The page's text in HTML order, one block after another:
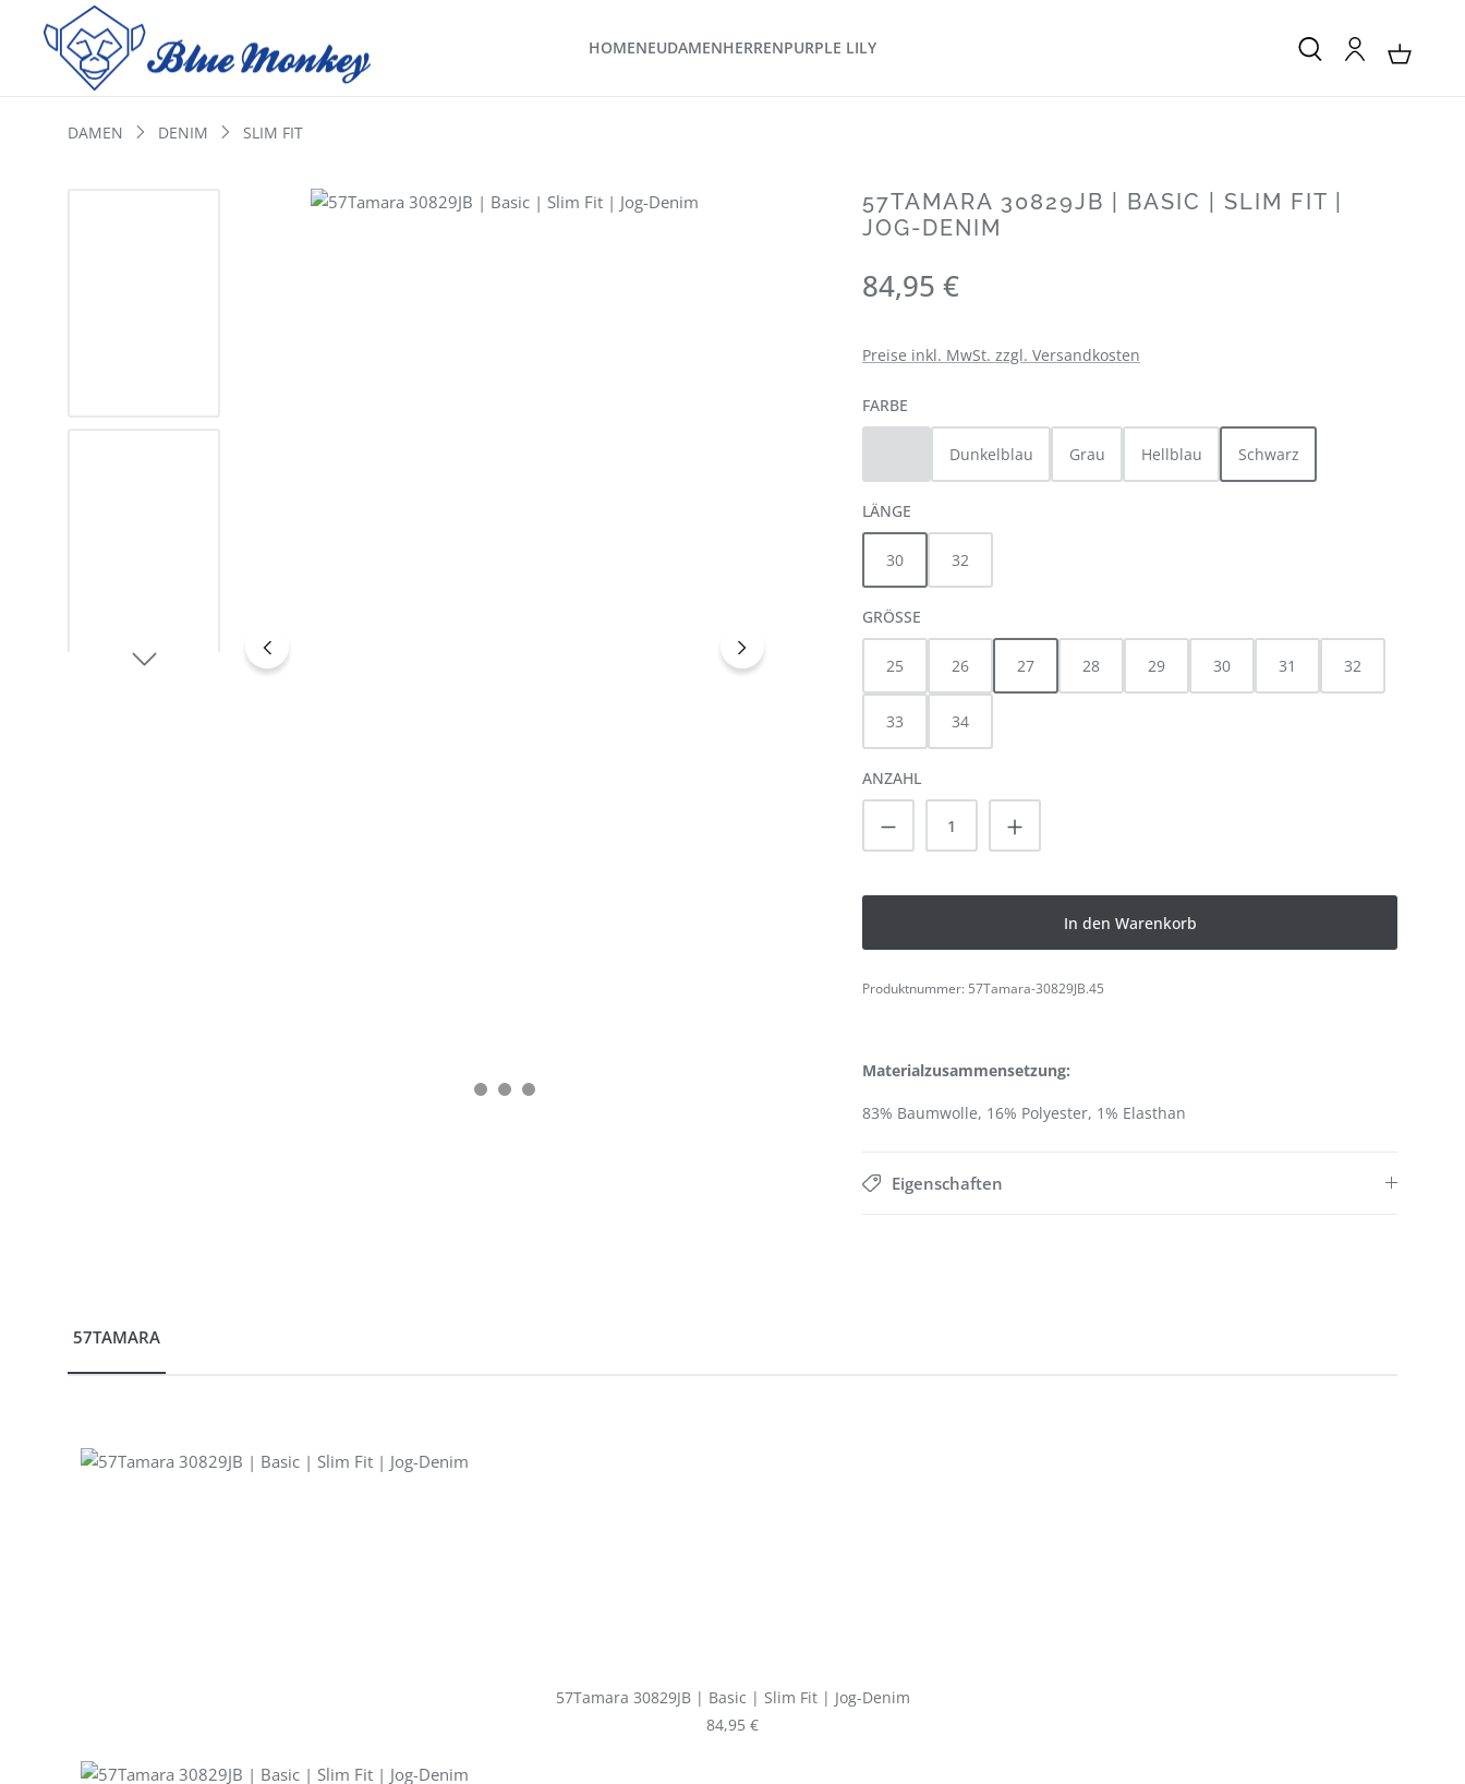
HOMENEUDAMENHERRENPURPLE LILY
DAMEN DENIM SLIM FIT
57TAMARA 30829JB | BASIC | SLIM FIT |
JOG-DENIM
Regulärer Preis:
84,95 €
Preise inkl. MwSt. zzgl. Versandkosten
FARBE
(Diese Option ist zurzeit nicht verfügbar.)
Dunkelblau Grau Hellblau Schwarz
LÄNGE
30 32
GRÖSSE
25 26 27 28 29 30 31 32
33 34
ANZAHL
Produkt Anzahl: Gib den gewünschten Wert
In den Warenkorb
Produktnummer: 57Tamara-30829JB.45
Materialzusammensetzung:
83% Baumwolle, 16% Polyester, 1% Elasthan
Eigenschaften
57TAMARA
57Tamara 30829JB | Basic | Slim Fit | Jog-Denim
Regulärer Preis:
84,95 €